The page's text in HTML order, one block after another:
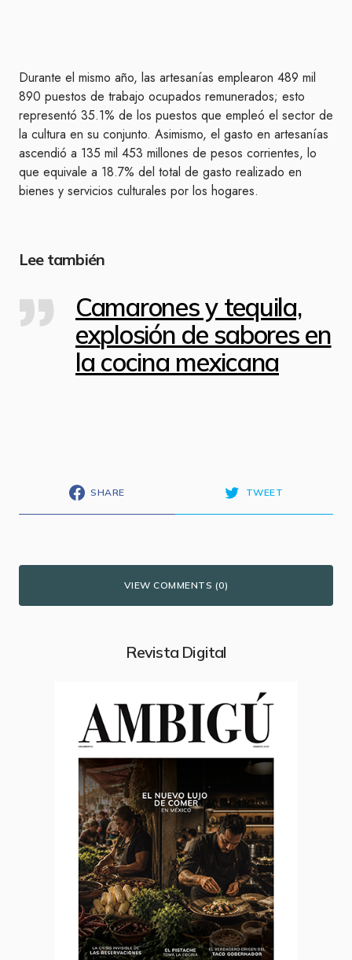
Durante el mismo año, las artesanías emplearon 489 mil
890 puestos de trabajo ocupados remunerados; esto
representó 35.1% de los puestos que empleó el sector de
la cultura en su conjunto. Asimismo, el gasto en artesanías
ascendió a 135 mil 453 millones de pesos corrientes, lo
que equivale a 18.7% del total de gasto realizado en
bienes y servicios culturales por los hogares.
Lee también
Camarones y tequila,
explosión de sabores en
la cocina mexicana
SHARE TWEET
VIEW COMMENTS (0)
Revista Digital